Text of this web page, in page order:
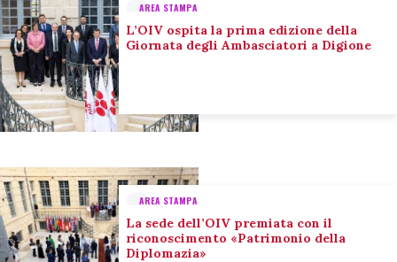
AREA STAMPA
L’OIV ospita la prima edizione della
Giornata degli Ambasciatori a Digione
AREA STAMPA
La sede dell’OIV premiata con il
riconoscimento «Patrimonio della
Diplomazia»